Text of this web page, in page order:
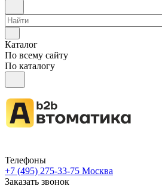
Каталог
По всему сайту
По каталогу
Телефоны
+7 (495) 275-33-75 Москва
Заказать звонок